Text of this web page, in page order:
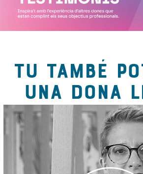
TU TAMBÉ
UNA DONA